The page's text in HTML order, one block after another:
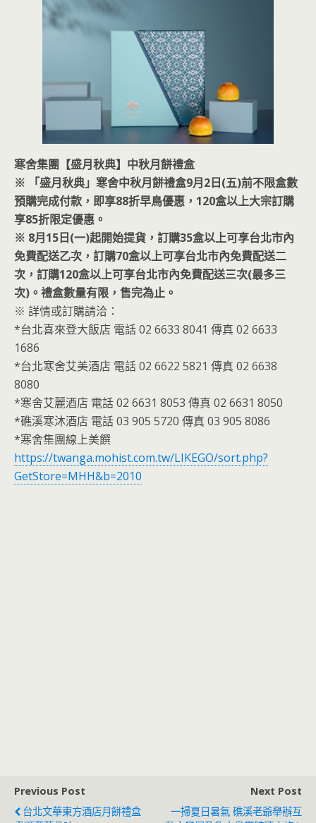
寒舍集團【盛月秋典】中秋月餅禮盒
※ 「盛月秋典」寒舍中秋月餅禮盒9月2日(五)前不限盒數
預購完成付款，即享88折早鳥優惠，120盒以上大宗訂購
享85折限定優惠。
※ 8月15日(一)起開始提貨，訂購35盒以上可享台北市內
免費配送乙次，訂購70盒以上可享台北市內免費配送二
次，訂購120盒以上可享台北市內免費配送三次(最多三
次)。禮盒數量有限，售完為止。
※ 詳情或訂購請洽：
*台北喜來登大飯店 電話 02 6633 8041 傳真 02 6633
1686
*台北寒舍艾美酒店 電話 02 6622 5821 傳真 02 6638
8080
*寒舍艾麗酒店 電話 02 6631 8053 傳真 02 6631 8050
*礁溪寒沐酒店 電話 03 905 5720 傳真 03 905 8086
*寒舍集團線上美饌
https://twanga.mohist.com.tw/LIKEGO/sort.php?
GetStore=MHH&b=2010
Previous Post
台北文華東方酒店月餅禮盒
Next Post
一掃夏日暑氣 礁溪老爺舉辦互